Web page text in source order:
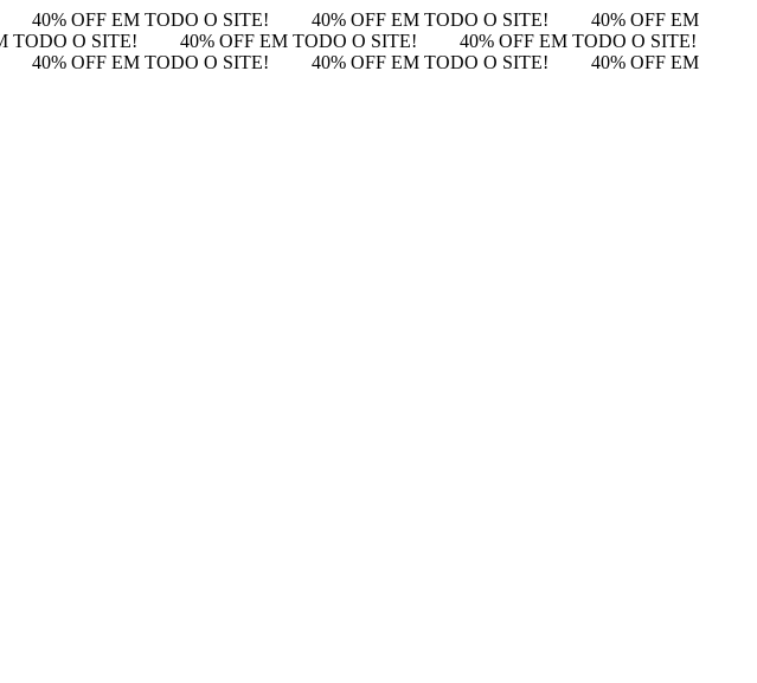
40% OFF EM TODO O SITE! 40% OFF EM TODO O SITE!
40% OFF EM
TODO O SITE! 40% OFF EM TODO O SITE!
40% OFF EM TODO O SITE!
40% OFF EM TODO O SITE! 40% OFF EM TODO O SITE!
40% OFF EM